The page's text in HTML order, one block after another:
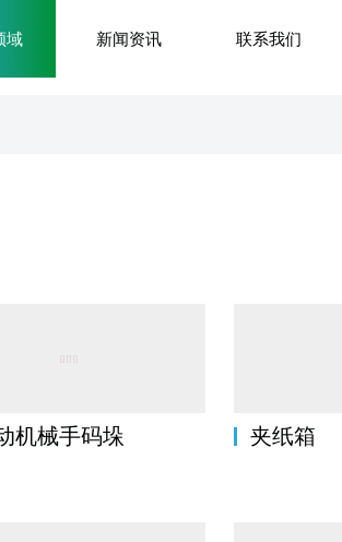
域 新闻资讯 联系我们
机械手码垛 夹纸箱